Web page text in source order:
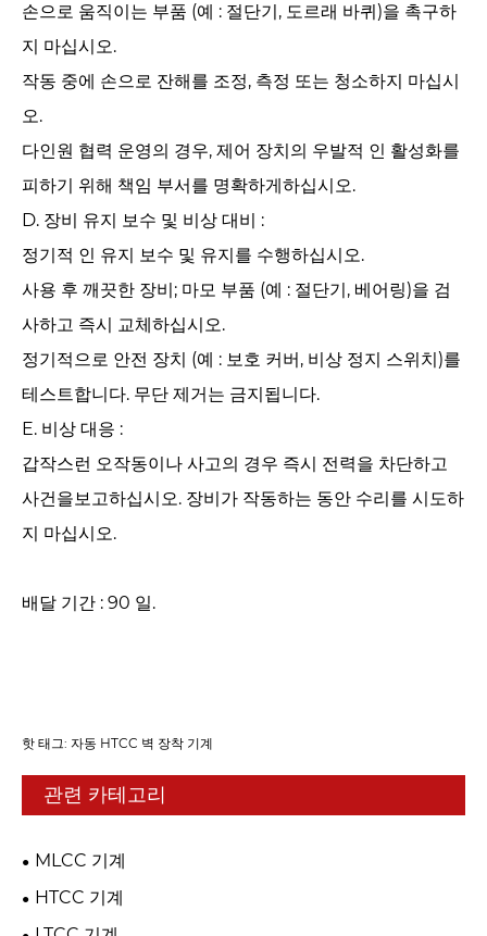
손으로 움직이는 부품 (예 : 절단기, 도르래 바퀴)을 촉구하
지 마십시오.
작동 중에 손으로 잔해를 조정, 측정 또는 청소하지 마십시
오.
다인원 협력 운영의 경우, 제어 장치의 우발적 인 활성화를
피하기 위해 책임 부서를 명확하게하십시오.
D. 장비 유지 보수 및 비상 대비 : ‌
정기적 인 유지 보수 및 유지를 수행하십시오.
사용 후 깨끗한 장비; 마모 부품 (예 : 절단기, 베어링)을 검
사하고 즉시 교체하십시오.
정기적으로 안전 장치 (예 : 보호 커버, 비상 정지 스위치)를
테스트합니다. 무단 제거는 금지됩니다.
E. 비상 대응 : ‌
갑작스런 오작동이나 사고의 경우 즉시 전력을 차단하고
사건을보고하십시오. 장비가 작동하는 동안 수리를 시도하
지 마십시오.
배달 기간 : 90 일.
핫 태그: 자동 HTCC 벽 장착 기계
관련 카테고리
MLCC 기계
HTCC 기계